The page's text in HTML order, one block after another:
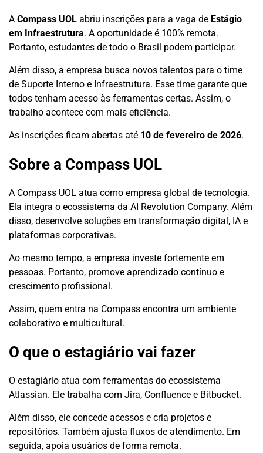
A Compass UOL abriu inscrições para a vaga de Estágio
em Infraestrutura. A oportunidade é 100% remota.
Portanto, estudantes de todo o Brasil podem participar.
Além disso, a empresa busca novos talentos para o time
de Suporte Interno e Infraestrutura. Esse time garante que
todos tenham acesso às ferramentas certas. Assim, o
trabalho acontece com mais eficiência.
As inscrições ficam abertas até 10 de fevereiro de 2026.
Sobre a Compass UOL
A Compass UOL atua como empresa global de tecnologia.
Ela integra o ecossistema da AI Revolution Company. Além
disso, desenvolve soluções em transformação digital, IA e
plataformas corporativas.
Ao mesmo tempo, a empresa investe fortemente em
pessoas. Portanto, promove aprendizado contínuo e
crescimento profissional.
Assim, quem entra na Compass encontra um ambiente
colaborativo e multicultural.
O que o estagiário vai fazer
O estagiário atua com ferramentas do ecossistema
Atlassian. Ele trabalha com Jira, Confluence e Bitbucket.
Além disso, ele concede acessos e cria projetos e
repositórios. Também ajusta fluxos de atendimento. Em
seguida, apoia usuários de forma remota.